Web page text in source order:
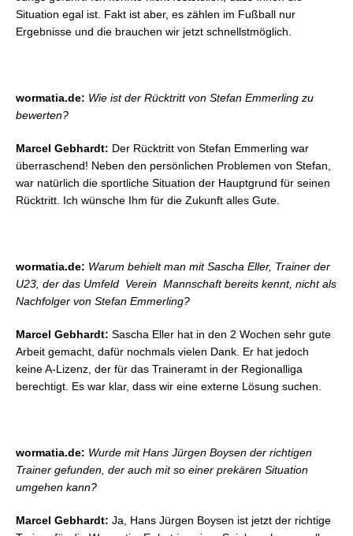
Situation egal ist. Fakt ist aber, es zählen im Fußball nur
Ergebnisse und die brauchen wir jetzt schnellstmöglich.
wormatia.de: Wie ist der Rücktritt von Stefan Emmerling zu
bewerten?
Marcel Gebhardt: Der Rücktritt von Stefan Emmerling war
überraschend! Neben den persönlichen Problemen von Stefan,
war natürlich die sportliche Situation der Hauptgrund für seinen
Rücktritt. Ich wünsche Ihm für die Zukunft alles Gute.
wormatia.de: Warum behielt man mit Sascha Eller, Trainer der
U23, der das Umfeld  Verein  Mannschaft bereits kennt, nicht als
Nachfolger von Stefan Emmerling?
Marcel Gebhardt: Sascha Eller hat in den 2 Wochen sehr gute
Arbeit gemacht, dafür nochmals vielen Dank. Er hat jedoch
keine A-Lizenz, der für das Traineramt in der Regionalliga
berechtigt. Es war klar, dass wir eine externe Lösung suchen.
wormatia.de: Wurde mit Hans Jürgen Boysen der richtigen
Trainer gefunden, der auch mit so einer prekären Situation
umgehen kann?
Marcel Gebhardt: Ja, Hans Jürgen Boysen ist jetzt der richtige